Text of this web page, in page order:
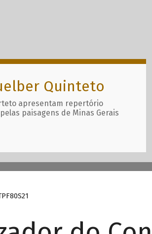
Quinteto
apresentam repertório
paisagens de Minas Gerais